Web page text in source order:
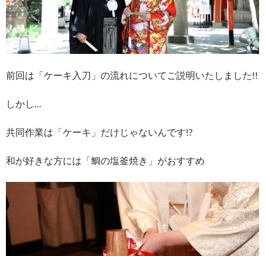
前回は「ケーキ入刀」の流れについてご説明いたしました!!
しかし…
共同作業は「ケーキ」だけじゃないんです!?
和が好きな方には「鯛の塩釜焼き」がおすすめ